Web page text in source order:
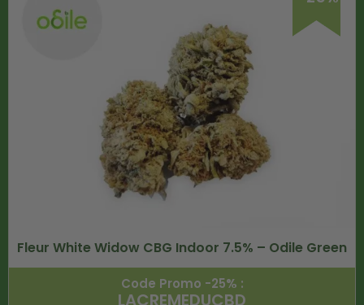
Fleur White Widow CBG Indoor 7.5% – Odile Green
Code Promo -25% :
LACREMEDUCBD